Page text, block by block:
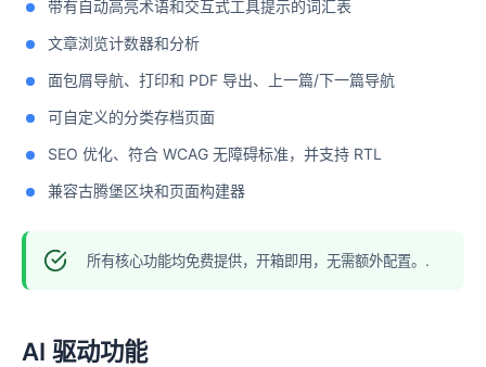
带有自动高亮术语和交互式工具提示的词汇表
文章浏览计数器和分析
面包屑导航、打印和 PDF 导出、上一篇/下一篇导航
可自定义的分类存档页面
SEO 优化、符合 WCAG 无障碍标准，并支持 RTL
兼容古腾堡区块和页面构建器
所有核心功能均免费提供，开箱即用，无需额外配置。.
AI 驱动功能